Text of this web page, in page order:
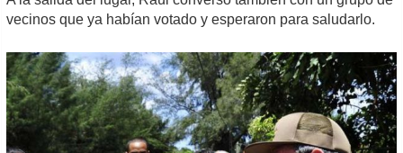
vecinos que ya habían votado y esperaron para saludarlo.